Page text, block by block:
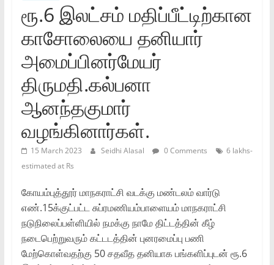
ரூ.6 இலட்சம் மதிப்பீட்டிற்கான
காசோலையை தனியார்
அமைப்பினர்மேயர்
திருமதி.கல்பனா
ஆனந்தகுமார்
வழங்கினார்கள்.
15 March 2023 Seidhi Alasal 0 Comments
6 lakhs-
estimated at Rs
கோயம்புத்தூர் மாநகராட்சி வடக்கு மண்டலம் வார்டு
எண்.15க்குட்பட்ட சுப்ரமணியம்பாளையம் மாநகராட்சி
நடுநிலைப்பள்ளியில் நமக்கு நாமே திட்டத்தின் கீழ்
நடைபெற்றுவரும் கட்டடத்தின் புனரமைப்பு பணி
மேற்கொள்வதற்கு 50 சதவீத தனியாக பங்களிப்புடன் ரூ.6